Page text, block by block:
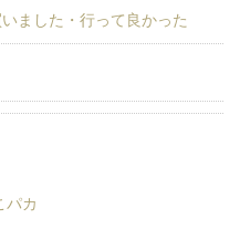
ました・行って良かった
パカ